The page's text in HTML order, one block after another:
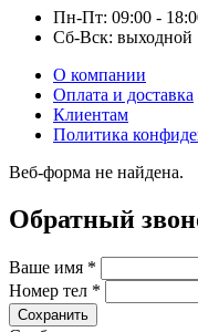
Пн-Пт: 09:00 -
Cб-Вск: выходной
О компании
Оплата и доставка
Клиентам
Политика
Веб-форма не найдена.
Обратный
Ваше имя *
Номер тел *